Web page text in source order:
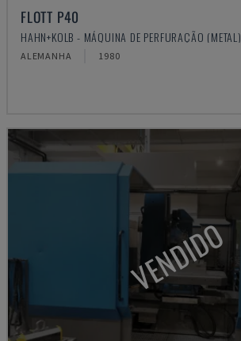
FLOTT P40
HAHN+KOLB - MÁQUINA DE PERFURAÇÃO (METAL)
ALEMANHA 1980
VENDIDO